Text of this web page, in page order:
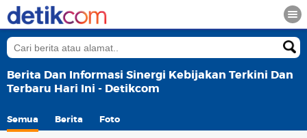
Berita Dan Informasi Sinergi Kebijakan Terkini Dan
Terbaru Hari Ini - Detikcom
Semua Berita Foto